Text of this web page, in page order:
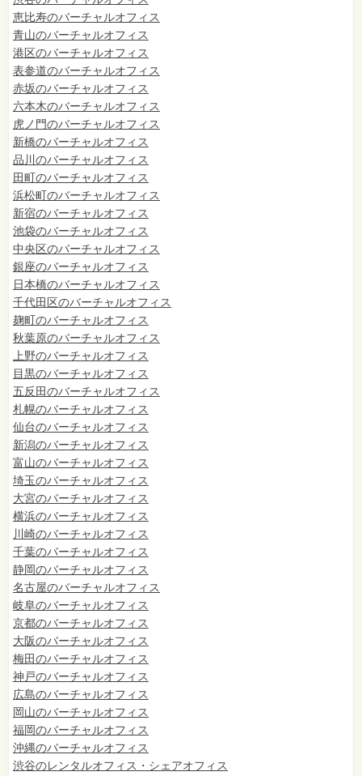
恵比寿のバーチャルオフィス
青山のバーチャルオフィス
港区のバーチャルオフィス
表参道のバーチャルオフィス
赤坂のバーチャルオフィス
六本木のバーチャルオフィス
虎ノ門のバーチャルオフィス
新橋のバーチャルオフィス
品川のバーチャルオフィス
田町のバーチャルオフィス
浜松町のバーチャルオフィス
新宿のバーチャルオフィス
池袋のバーチャルオフィス
中央区のバーチャルオフィス
銀座のバーチャルオフィス
日本橋のバーチャルオフィス
千代田区のバーチャルオフィス
麹町のバーチャルオフィス
秋葉原のバーチャルオフィス
上野のバーチャルオフィス
目黒のバーチャルオフィス
五反田のバーチャルオフィス
札幌のバーチャルオフィス
仙台のバーチャルオフィス
新潟のバーチャルオフィス
富山のバーチャルオフィス
埼玉のバーチャルオフィス
大宮のバーチャルオフィス
横浜のバーチャルオフィス
川崎のバーチャルオフィス
千葉のバーチャルオフィス
静岡のバーチャルオフィス
名古屋のバーチャルオフィス
岐阜のバーチャルオフィス
京都のバーチャルオフィス
大阪のバーチャルオフィス
梅田のバーチャルオフィス
神戸のバーチャルオフィス
広島のバーチャルオフィス
岡山のバーチャルオフィス
福岡のバーチャルオフィス
沖縄のバーチャルオフィス
渋谷のレンタルオフィス・シェアオフィス